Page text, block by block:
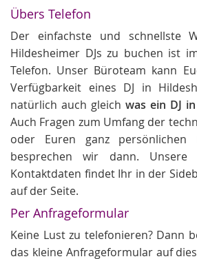
Übers Telefon
Der einfachste und schnellste
Hildesheimer DJs zu buchen ist
Telefon. Unser Büroteam kann
Verfügbarkeit eines DJ in
natürlich auch gleich was ein DJ
Auch Fragen zum Umfang der
oder Euren ganz persönlichen
besprechen wir dann. Unsere
Kontaktdaten findet Ihr in der
auf der Seite.
Per Anfrageformular
Keine Lust zu telefonieren? Dann
das kleine Anfrageformular auf